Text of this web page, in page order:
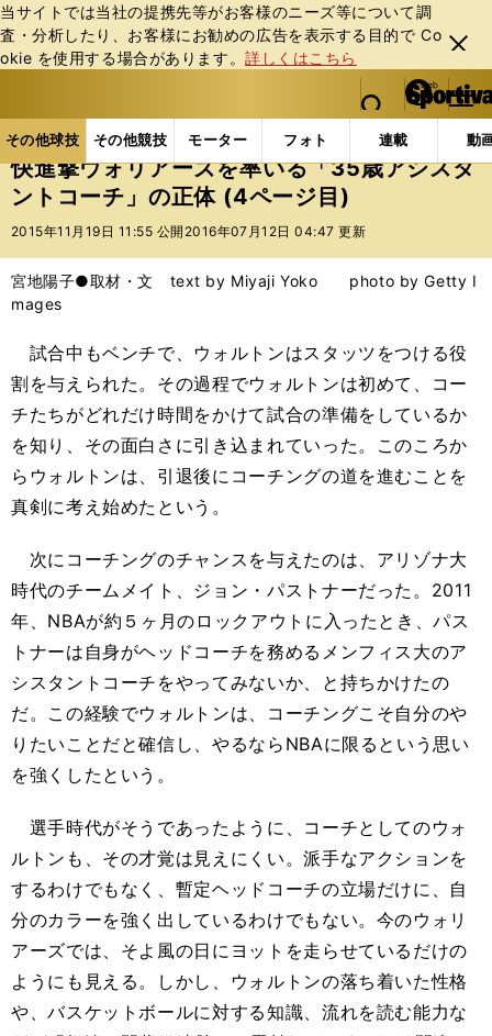
当サイトでは当社の提携先等がお客様のニーズ等について調
査・分析したり、お客様にお勧めの広告を表⽰する⽬的で Co
okie を使⽤する場合があります。詳しくはこちら
閉じ
る
web Sportiva (webスポルティーバ)
検索
マイペ
ー
ジ
メニュ
その他球技 その他競技 モーター フォト 連載 動
ス
ポ
ル
バ
その他球技の記事一覧 バスケットボール NBA
快進撃ウォリアーズを率いる「35歳アシスタ
ントコーチ」の正体 (4ページ目)
2015年11月19日 11:55 公開 2016年07月12日 04:47 更新
宮地陽子●取材・文 text by Miyaji Yoko photo by Getty I
mages
試合中もベンチで、ウォルトンはスタッツをつける役
割を与えられた。その過程でウォルトンは初めて、コー
チたちがどれだけ時間をかけて試合の準備をしているか
を知り、その面白さに引き込まれていった。このころか
らウォルトンは、引退後にコーチングの道を進むことを
真剣に考え始めたという。
次にコーチングのチャンスを与えたのは、アリゾナ大
時代のチームメイト、ジョン・パストナーだった。2011
年、NBAが約５ヶ月のロックアウトに入ったとき、パス
トナーは自身がヘッドコーチを務めるメンフィス大のア
シスタントコーチをやってみないか、と持ちかけたの
だ。この経験でウォルトンは、コーチングこそ自分のや
りたいことだと確信し、やるならNBAに限るという思い
を強くしたという。
選手時代がそうであったように、コーチとしてのウォ
ルトンも、その才覚は見えにくい。派手なアクションを
するわけでもなく、暫定ヘッドコーチの立場だけに、自
分のカラーを強く出しているわけでもない。今のウォリ
アーズでは、そよ風の日にヨットを走らせているだけの
ようにも見える。しかし、ウォルトンの落ち着いた性格
や、バスケットボールに対する知識、流れを読む能力な